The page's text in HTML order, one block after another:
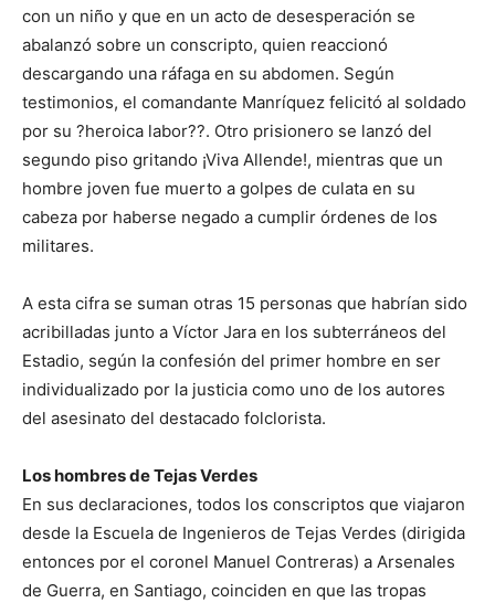
con un niño y que en un acto de desesperación se
abalanzó sobre un conscripto, quien reaccionó
descargando una ráfaga en su abdomen. Según
testimonios, el comandante Manríquez felicitó al soldado
por su ?heroica labor??. Otro prisionero se lanzó del
segundo piso gritando ¡Viva Allende!, mientras que un
hombre joven fue muerto a golpes de culata en su
cabeza por haberse negado a cumplir órdenes de los
militares.
A esta cifra se suman otras 15 personas que habrían sido
acribilladas junto a Víctor Jara en los subterráneos del
Estadio, según la confesión del primer hombre en ser
individualizado por la justicia como uno de los autores
del asesinato del destacado folclorista.
Los hombres de Tejas Verdes
En sus declaraciones, todos los conscriptos que viajaron
desde la Escuela de Ingenieros de Tejas Verdes (dirigida
entonces por el coronel Manuel Contreras) a Arsenales
de Guerra, en Santiago, coinciden en que las tropas